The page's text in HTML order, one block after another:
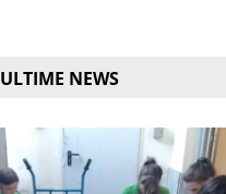
ULTIME NEWS